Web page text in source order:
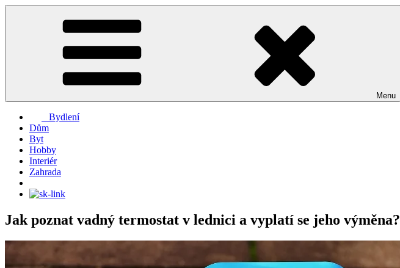
Přejít
Menu
Bydlení
Dům
Byt
Hobby
Interiér
Zahrada
Jak poznat vadný termostat v lednici a vyplatí se jeho výměna?